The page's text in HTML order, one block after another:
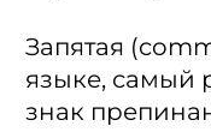
Запятая
языке, самый
знак